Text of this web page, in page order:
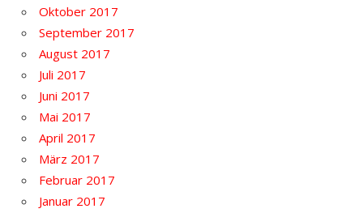
Oktober 2017
September 2017
August 2017
Juli 2017
Juni 2017
Mai 2017
April 2017
März 2017
Februar 2017
Januar 2017